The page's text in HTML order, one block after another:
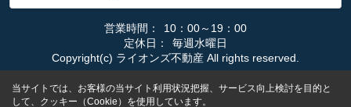
営業時間：
10：00～19：00
定休日：
毎週水曜日
Copyright(c) ライオンズ不動産 All rights reserved.
当サイトでは、お客様の当サイト利用状況把握、サービス向上検討を目的と
して、クッキー（Cookie）を使用しています。